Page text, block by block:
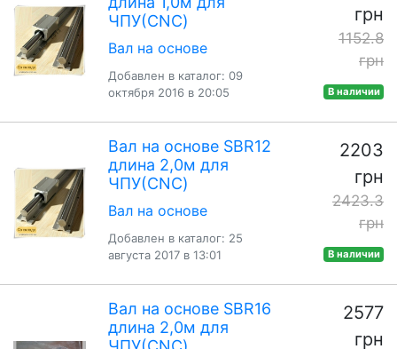
ЧПУ(CNC)
Вал на основе
Добавлен в каталог: 09
октября 2016 в 20:05
грн
1152.8
грн
В наличии
Вал на основе SBR12
длина 2,0м для
ЧПУ(CNC)
Вал на основе
Добавлен в каталог: 25
августа 2017 в 13:01
2203
грн
2423.3
грн
В наличии
Вал на основе SBR16
длина 2,0м для
2577
грн